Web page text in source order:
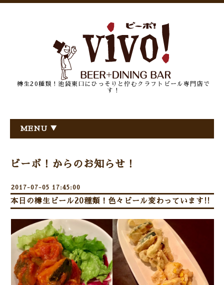
樽生20種類！池袋東口にひっそりと佇むクラフトビール専門店で
す！
MENU ▼
ビーボ！からのお知らせ！
2017-07-05 17:45:00
本日の樽生ビール20種類！色々ビール変わっています!!